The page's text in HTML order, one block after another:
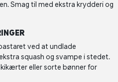
Smag til med ekstra krydderi og
ved at undlade
squash og svampe i stedet.
kikærter eller sorte bønner for